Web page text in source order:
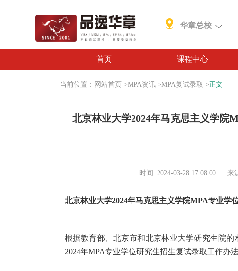
华章总校
首页 课程中心
当前位置： 网站首页 >MPA资讯 >MPA复试录取 >正文
北京林业大学2024年马克思主义学院
时间: 2024-03-28 17:08:00 来
北京林业大学2024年马克思主义学院MPA专业学
根据教育部、北京市和北京林业大学研究生院
2024年MPA专业学位研究生招生复试录取工作办